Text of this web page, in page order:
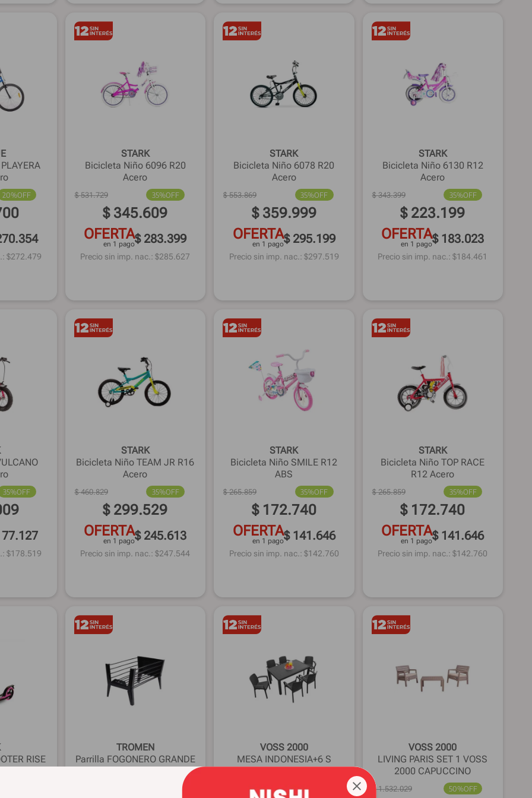
20%OFF
$272.479
STARK
Bicicleta Niño 6096 R20
Acero
$ 531.729 35%OFF
$ 345.609
OFERTA
en 1 pago$ 283.399
Precio sin imp. nac.: $285.627
STARK
Bicicleta Niño 6078 R20
Acero
$ 553.869 35%OFF
$ 359.999
OFERTA
en 1 pago$ 295.199
Precio sin imp. nac.: $297.519
STARK
Bicicleta Niño 6130 R12
Acero
$ 343.399 35%OFF
$ 223.199
OFERTA
en 1 pago$ 183.023
Precio sin imp. nac.: $184.461
35%OFF
$178.519
STARK
Bicicleta Niño TEAM JR R16
Acero
$ 460.829 35%OFF
$ 299.529
OFERTA
en 1 pago$ 245.613
Precio sin imp. nac.: $247.544
STARK
Bicicleta Niño SMILE R12
ABS
$ 265.859 35%OFF
$ 172.740
OFERTA
en 1 pago$ 141.646
Precio sin imp. nac.: $142.760
STARK
Bicicleta Niño TOP RACE
R12 Acero
$ 265.859 35%OFF
$ 172.740
OFERTA
en 1 pago$ 141.646
Precio sin imp. nac.: $142.760
RISE
TROMEN
Parrilla FOGONERO GRANDE
VOSS 2000
MESA INDONESIA+6 S
GUINEA S/RAT GRAF VID
.089 53%
VOSS 2000
LIVING PARIS SET 1 VOSS
2000 CAPUCCINO
$ 1.532.029 50%OFF